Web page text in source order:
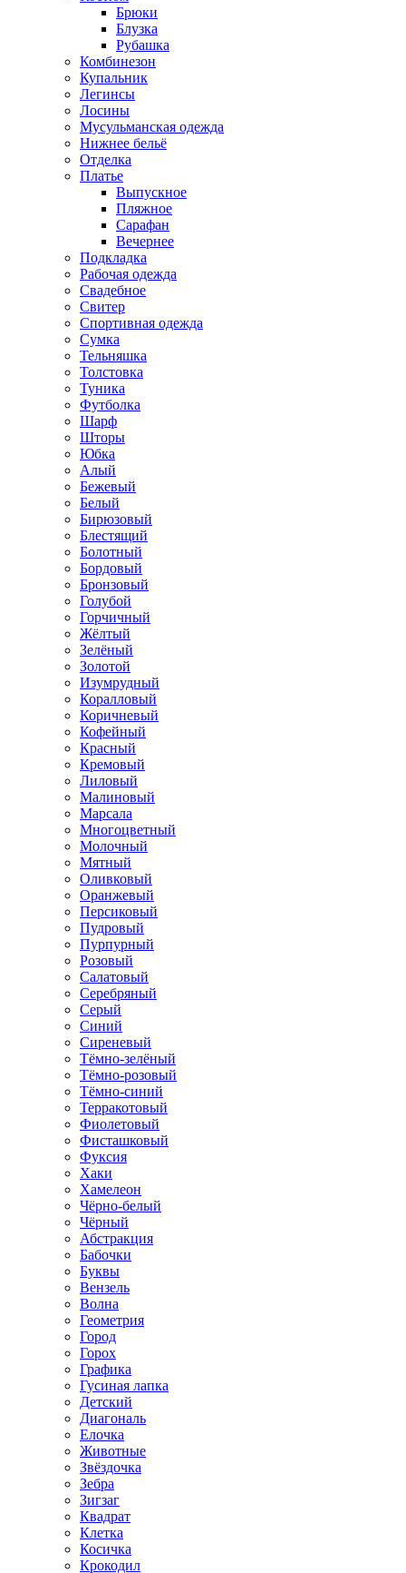
Брюки
Блузка
Рубашка
Комбинезон
Купальник
Легинсы
Лосины
Мусульманская одежда
Нижнее бельё
Отделка
Платье
Выпускное
Пляжное
Сарафан
Вечернее
Подкладка
Рабочая одежда
Свадебное
Свитер
Спортивная одежда
Сумка
Тельняшка
Толстовка
Туника
Футболка
Шарф
Шторы
Юбка
Алый
Бежевый
Белый
Бирюзовый
Блестящий
Болотный
Бордовый
Бронзовый
Голубой
Горчичный
Жёлтый
Зелёный
Золотой
Изумрудный
Коралловый
Коричневый
Кофейный
Красный
Кремовый
Лиловый
Малиновый
Марсала
Многоцветный
Молочный
Мятный
Оливковый
Оранжевый
Персиковый
Пудровый
Пурпурный
Розовый
Салатовый
Серебряный
Серый
Синий
Сиреневый
Тёмно-зелёный
Тёмно-розовый
Тёмно-синий
Терракотовый
Фиолетовый
Фисташковый
Фуксия
Хаки
Хамелеон
Чёрно-белый
Чёрный
Абстракция
Бабочки
Буквы
Вензель
Волна
Геометрия
Город
Горох
Графика
Гусиная лапка
Детский
Диагональ
Елочка
Животные
Звёздочка
Зебра
Зигзаг
Квадрат
Клетка
Косичка
Крокодил